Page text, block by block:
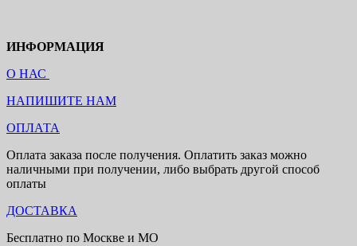
ИНФОРМАЦИЯ
О НАС
НАПИШИТЕ НАМ
ОПЛАТА
Оплата заказа после получения. Оплатить заказ можно
наличными при получении, либо выбрать другой способ
оплаты
ДОСТАВКА
Бесплатно по Москве и МО